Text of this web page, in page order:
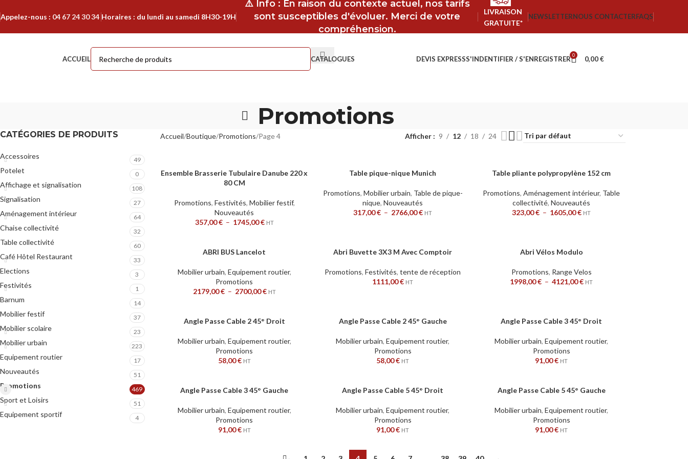
Appelez-nous : 04 67 24 30 34 Horaires : du lundi au samedi 8H30-19H
⚠️ Info : En raison du contexte actuel, nos tarifs
sont susceptibles d'évoluer. Merci de votre
compréhension.
LIVRAISON
GRATUITE*
NEWSLETTERNOUS CONTACTERFAQS
ACCUEIL CATALOGUES DEVIS EXPRESSS'INDENTIFIER / S'ENREGISTRER 0 0,00€
Promotions
CATÉGORIES DE PRODUITS
Accessoires 49
Potelet 0
Affichage et signalisation 108
Signalisation 27
Aménagement intérieur 64
Chaise collectivité 32
Table collectivité 60
Café Hôtel Restaurant 33
Elections 3
Festivités 1
Barnum 14
Mobilier festif 37
Mobilier scolaire 23
Mobilier urbain 223
Equipement routier 17
Nouveautés 51
Promotions 469
Sport et Loisirs 51
Equipement sportif 4
Accueil Boutique Promotions Page 4 Afficher 9 12 18 24
CHOIX DES OPTIONS
Ensemble Brasserie Tubulaire Danube 220 x
80 CM
Promotions, Festivités, Mobilier festif,
Nouveautés
357,00€ – 1745,00€ HT
CHOIX DES OPTIONS
Table pique-nique Munich
Promotions, Mobilier urbain, Table de pique-
nique,Nouveautés
317,00€ – 2766,00€ HT
CHOIX DES OPTIONS
Table pliante polypropylène 152 cm
Promotions,Aménagement intérieur, Table
collectivité,Nouveautés
323,00€ – 1605,00€ HT
CHOIX DES OPTIONSABRI BUS Lancelot
Mobilier urbain, Equipement routier,
Promotions
2179,00€ – 2700,00€ HT
AJOUTER AU PANIER
Abri Buvette 3X3 M Avec Comptoir
Promotions,Festivités,tente de réception
1111,00€ HT
CHOIX DES OPTIONSAbri Vélos Modulo
Promotions, Range Velos
1998,00€ – 4121,00€ HT
AJOUTER AU PANIER
Angle Passe Cable 2 45° Droit
Mobilier urbain, Equipement routier,
Promotions
58,00€ HT
AJOUTER AU PANIER
Angle Passe Cable 2 45° Gauche
Mobilier urbain,Equipement routier,
Promotions
58,00€ HT
AJOUTER AU PANIER
Angle Passe Cable 3 45° Droit
Mobilier urbain,Equipement routier,
Promotions
91,00€ HT
AJOUTER AU PANIER
Angle Passe Cable 3 45° Gauche
Mobilier urbain, Equipement routier,
Promotions
91,00€ HT
AJOUTER AU PANIER
Angle Passe Cable 5 45° Droit
Mobilier urbain,Equipement routier,
Promotions
91,00€ HT
AJOUTER AU PANIER
Angle Passe Cable 5 45° Gauche
Mobilier urbain,Equipement routier,
Promotions
91,00€ HT